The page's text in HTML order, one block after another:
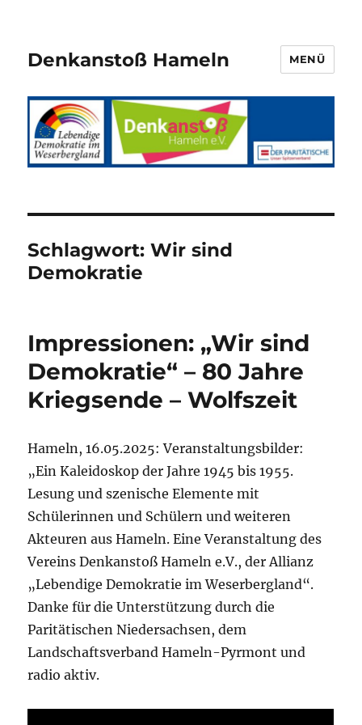
Denkanstoß Hameln MENÜ
Schlagwort:Wir sind
Demokratie
Impressionen: „Wir sind
Demokratie“ – 80 Jahre
Kriegsende – Wolfszeit
Hameln, 16.05.2025: Veranstaltungsbilder:
„Ein Kaleidoskop der Jahre 1945 bis 1955.
Lesung und szenische Elemente mit
Schülerinnen und Schülern und weiteren
Akteuren aus Hameln. Eine Veranstaltung des
Vereins Denkanstoß Hameln e.V., der Allianz
„Lebendige Demokratie im Weserbergland“.
Danke für die Unterstützung durch die
Paritätischen Niedersachsen, dem
Landschaftsverband Hameln-Pyrmont und
radio aktiv.